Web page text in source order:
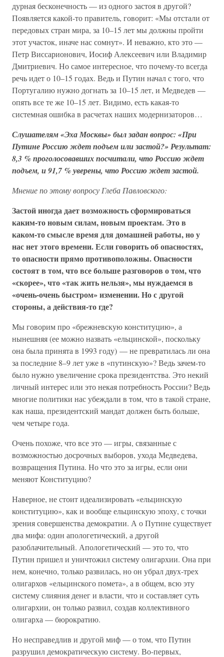
дурная бесконечность — из одного застоя в другой?
Появляется какой-то правитель, говорит: «Мы отстали от
передовых стран мира, за 10–15 лет мы должны пройти
этот участок, иначе нас сомнут». И неважно, кто это —
Петр Виссарионович, Иосиф Алексеевич или Владимир
Дмитриевич. Но самое интересное, что почему-то всегда
речь идет о 10–15 годах. Ведь и Путин начал с того, что
Португалию нужно догнать за 10–15 лет, и Медведев —
опять все те же 10–15 лет. Видимо, есть какая-то
системная ошибка в расчетах наших модернизаторов…
Слушателям «Эха Москвы» был задан вопрос: «При
Путине Россию ждет подъем или застой?» Результат:
8,3 % проголосовавших посчитали, что Россию ждет
подъем, и 91,7 % уверены, что Россию ждет застой.
Мнение по этому вопросу Глеба Павловского:
Застой иногда дает возможность сформироваться
каким-то новым силам, новым проектам. Это в
каком-то смысле время для домашней работы, но у
нас нет этого времени. Если говорить об опасностях,
то опасности прямо противоположны. Опасности
состоят в том, что все больше разговоров о том, что
«скорее», что «так жить нельзя», мы нуждаемся в
«очень-очень быстром» изменении. Но с другой
стороны, а действия-то где?
Мы говорим про «брежневскую конституцию», а
нынешняя (ее можно назвать «ельцинской», поскольку
она была принята в 1993 году) — не превратилась ли она
за последние 8–9 лет уже в «путинскую»? Ведь зачем-то
было нужно увеличение срока президентства. Это некий
личный интерес или это некая потребность России? Ведь
многие политики нас убеждали в том, что в такой стране,
как наша, президентский мандат должен быть больше,
чем четыре года.
Очень похоже, что все это — игры, связанные с
возможностью досрочных выборов, ухода Медведева,
возвращения Путина. Но что это за игры, если они
меняют Конституцию?
Наверное, не стоит идеализировать «ельцинскую
конституцию», как и вообще ельцинскую эпоху, с точки
зрения совершенства демократии. А о Путине существует
два мифа: один апологетический, а другой
разоблачительный. Апологетический — это то, что
Путин пришел и уничтожил систему олигархии. Она при
нем, конечно, только развилась, но он убрал двух-трех
олигархов «ельцинского помета», а в общем, всю эту
систему слияния денег и власти, что и составляет суть
олигархии, он только развил, создав коллективного
олигарха — бюрократию.
Но несправедлив и другой миф — о том, что Путин
разрушил демократическую систему. Во-первых,